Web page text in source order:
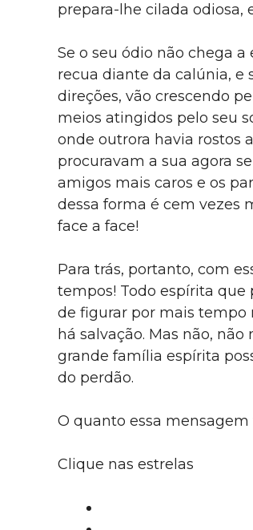
prepara-lhe cilada odiosa,
Se o seu ódio não chega a
recua diante da calúnia, e
direções, vão crescendo
meios atingidos pelo seu
onde outrora havia rostos
procuravam a sua agora
amigos mais caros e os
dessa forma é cem vezes
face a face!
Para trás, portanto, com
tempos! Todo espírita que
de figurar por mais tempo
há salvação. Mas não,
grande família espírita
do perdão.
O quanto essa mensagem
Clique nas estrelas